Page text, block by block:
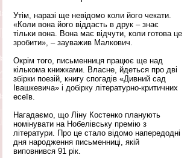
Утім, наразі ще невідомо коли його чекати.
«Коли вона його віддасть в друк – знає
тільки вона. Вона має відчути, коли готова це
зробити», – зауважив Малкович.
Окрім того, письменниця працює ще над
кількома книжками. Власне, йдеться про дві
збірки поезій, книгу спогадів «Дивний сад
Івашкевича» і добірку літературно-критичних
есеїв.
Нагадаємо, що Ліну Костенко планують
номінувати на Нобелівську премію з
літератури. Про це стало відомо напередодні
дня народження письменниці, якій
виповнився 91 рік.